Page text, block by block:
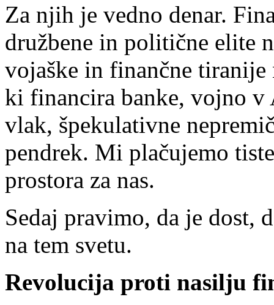
Za njih je vedno denar.
družbene in politične elite
vojaške in finančne
ki financira banke, vojno v
vlak, špekulativne
pendrek. Mi plačujemo
prostora za nas.
Sedaj pravimo, da je dost,
na tem svetu.
Revolucija proti nasilju